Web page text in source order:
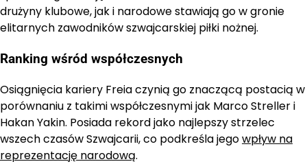
drużyny klubowe, jak i narodowe stawiają go w gronie
elitarnych zawodników szwajcarskiej piłki nożnej.
Ranking wśród współczesnych
Osiągnięcia kariery Freia czynią go znaczącą postacią w
porównaniu z takimi współczesnymi jak Marco Streller i
Hakan Yakin. Posiada rekord jako najlepszy strzelec
wszech czasów Szwajcarii, co podkreśla jegowpływ na
reprezentację narodową.